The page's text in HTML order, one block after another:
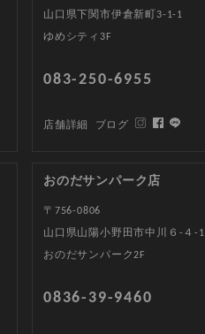
山口県下関市伊倉新町3-1-1
ゆめシティ3F
083-250-6955
店舗詳細 ブログ
おのだサンパーク店
〒756-0806
山口県山陽小野田市中川６-４-1
おのだサンパーク2F
0836-39-9460